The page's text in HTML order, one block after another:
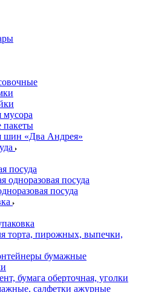
мусора
пакеты
шин «Два Андрея»
посуда
одноразовая посуда
посуда
торта, пирожных, выпечки,
бумажные
бумага оберточная, уголки
салфетки ажурные